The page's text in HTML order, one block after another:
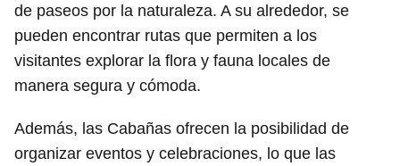
de paseos por la naturaleza. A su alrededor, se
pueden encontrar rutas que permiten a los
visitantes explorar la flora y fauna locales de
manera segura y cómoda.
Además, las Cabañas ofrecen la posibilidad de
organizar eventos y celebraciones, lo que las